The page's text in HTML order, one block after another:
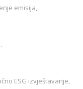
emisija,
ESG izvještavanje,